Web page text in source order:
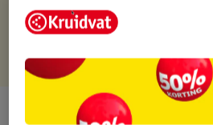
Over dit product